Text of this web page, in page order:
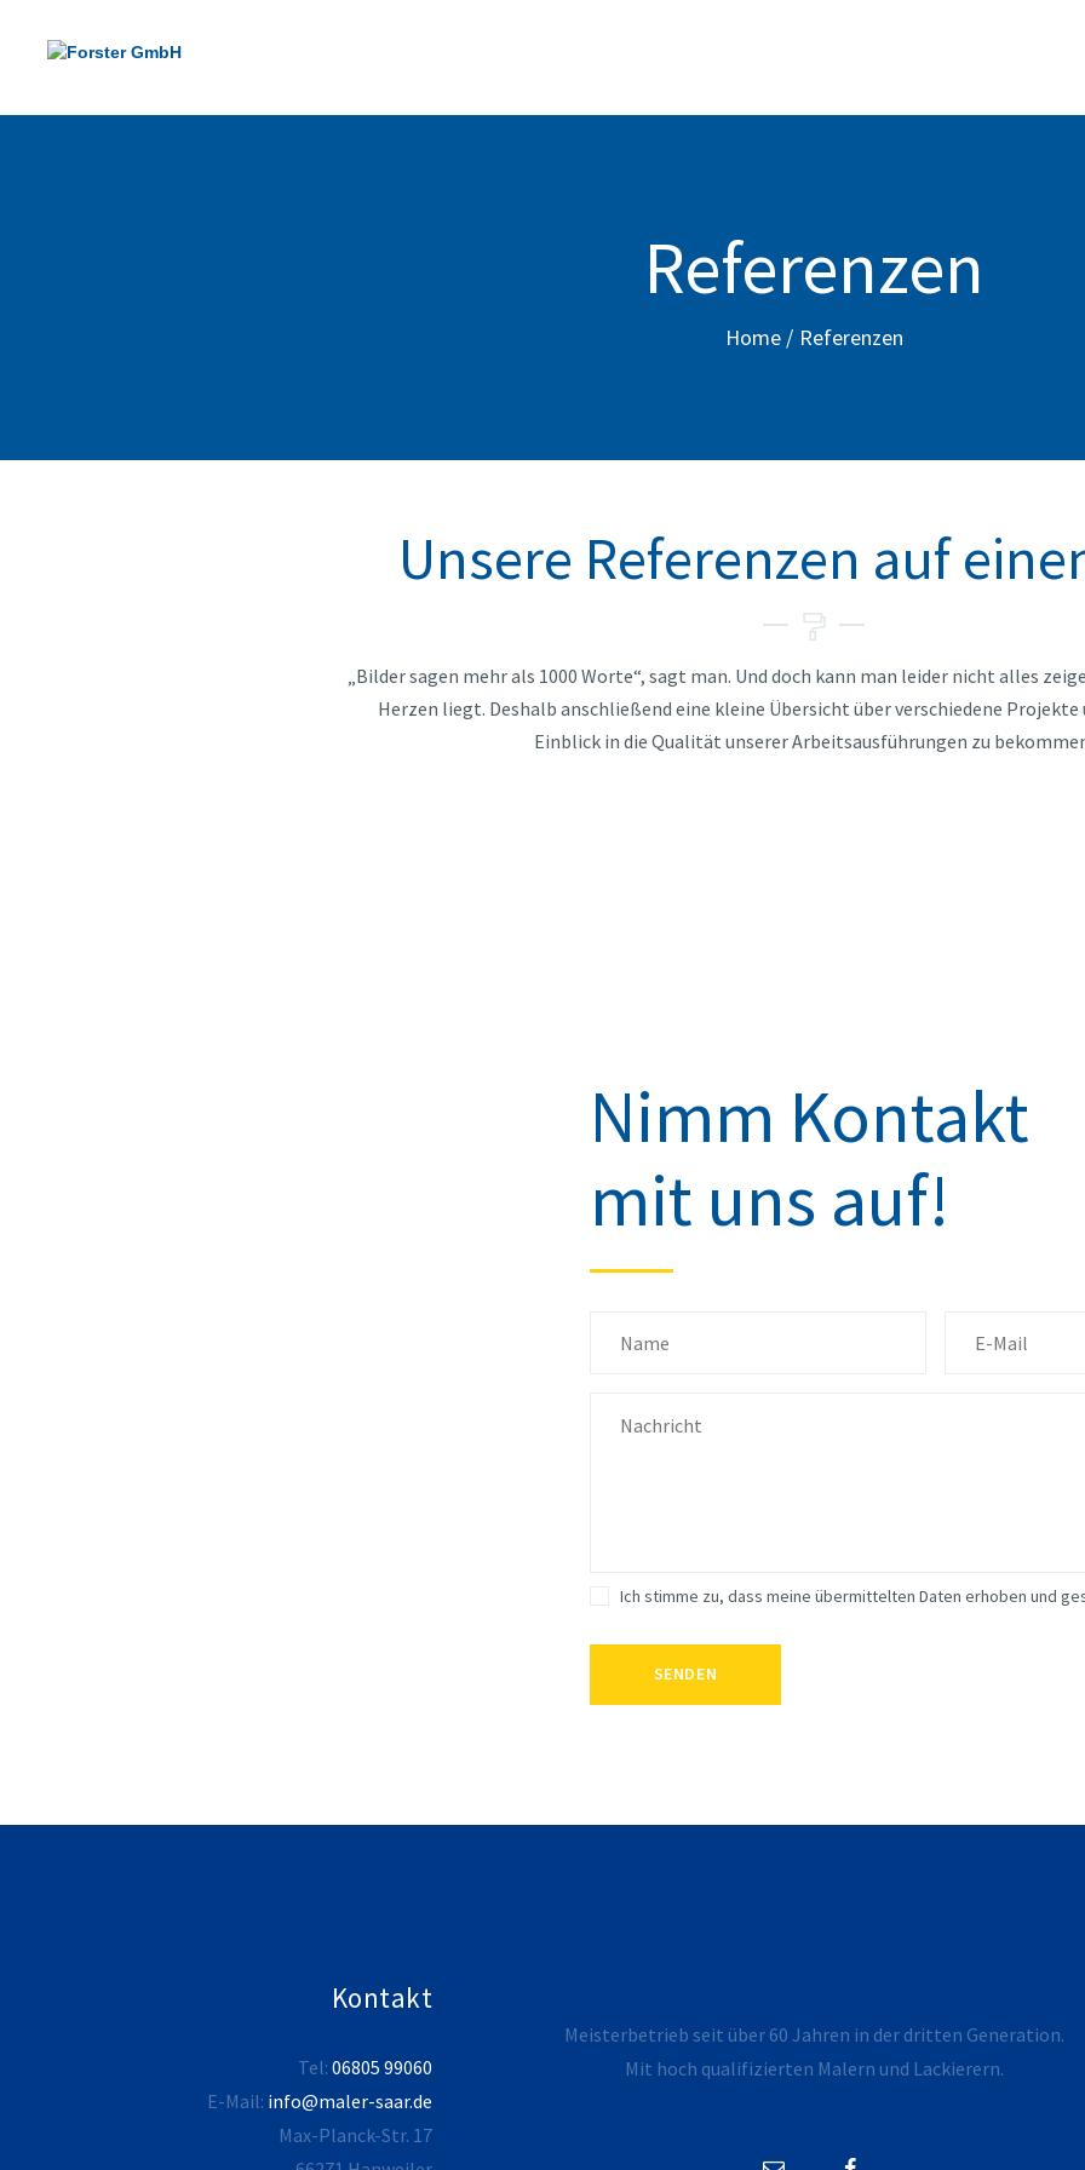
Referenzen
Home Referenzen
UNSERE LEISTUNGEN
ÜBER UNS
Unsere Referenzen auf
„Bilder sagen mehr als 1000 Worte“, sagt man. Und doch kann man leider nicht alles
Herzen liegt. Deshalb anschließend eine kleine Übersicht über verschiedene
Einblick in die Qualität unserer Arbeitsausführungen zu
Nimm Kontakt
mit uns auf!
Ich stimme zu, dass meine übermittelten Daten erhoben und
Kontakt
Tel: 06805 99060
E-Mail: info@maler-saar.de
Max-Planck-Str. 17
Meisterbetrieb seit über 60 Jahren in der dritten Generation.
Mit hoch qualifizierten Malern und Lackierern.